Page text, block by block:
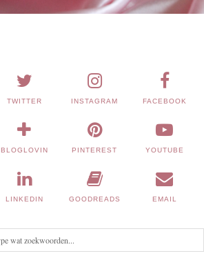
TWITTER INSTAGRAM FACEBOOK
BLOGLOVIN PINTEREST YOUTUBE
LINKEDIN GOODREADS EMAIL